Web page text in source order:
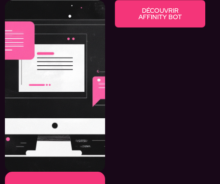
DÉCOUVRIR
AFFINITY BOT